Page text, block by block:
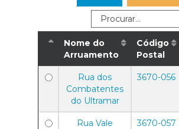
Nome do
Arruamento
Código
Postal
Rua dos
Combatentes
do Ultramar
3670-056
Rua Vale
3670-057